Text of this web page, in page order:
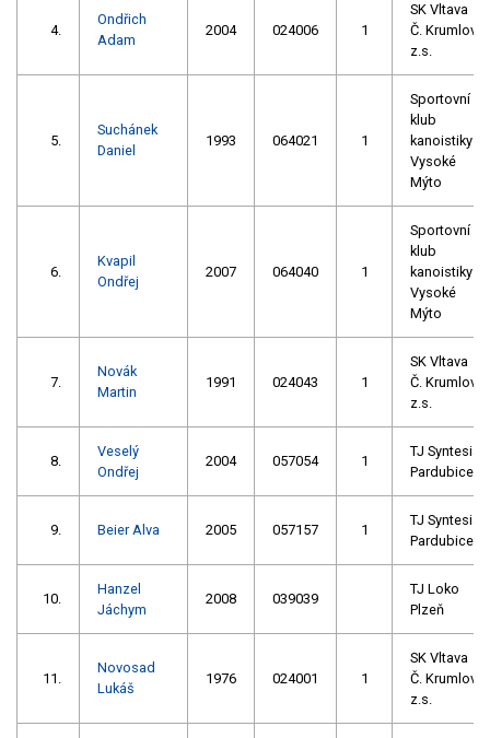
4.
Ondřich
Adam
2004 024006 1
SK Vltava
Č. Krumlov
z.s.
5.
Suchánek
Daniel
1993 064021 1
Sportovní
klub
kanoistiky
Vysoké
Mýto
6.
Kvapil
Ondřej
2007 064040 1
Sportovní
klub
kanoistiky
Vysoké
Mýto
7.
Novák
Martin
1991 024043 1
SK Vltava
Č. Krumlov
z.s.
8.
Veselý
Ondřej
2004 057054 1
TJ Syntesia
Pardubice
9. Beier Alva 2005 057157 1
TJ Syntesia
Pardubice
10.
Hanzel
Jáchym
2008 039039
TJ Loko
Plzeň
11.
Novosad
Lukáš
1976 024001 1
SK Vltava
Č. Krumlov
z.s.